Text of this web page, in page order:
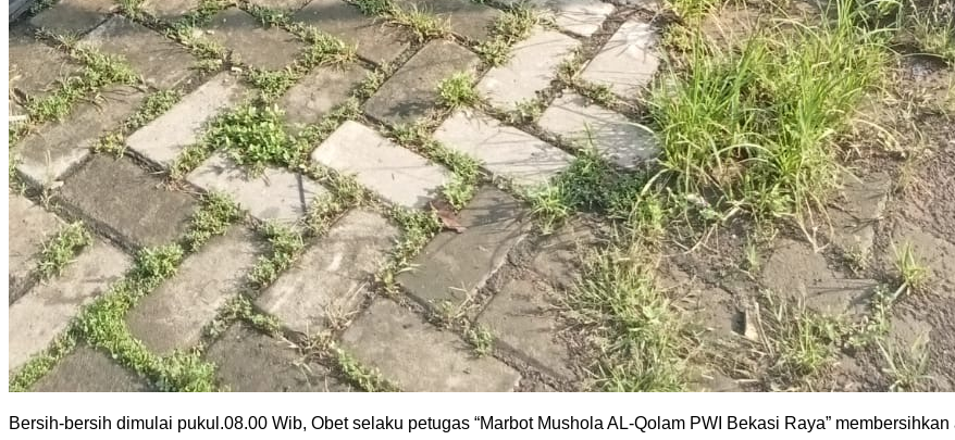
Bersih-bersih dimulai pukul.08.00 Wib, Obet selaku petugas “Marbot Mushola AL-Qolam PWI Bekasi Raya”